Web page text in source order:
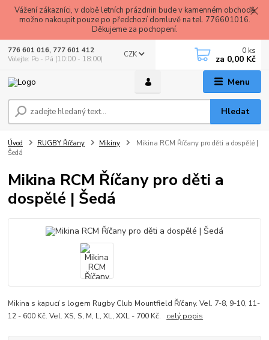
Vážení zákazníci, v době letních prázdnin bude v kamenném obchodě
možno nakoupit pouze po předchozí domluvě na tel. 776601016.
Děkujeme za pochopení.
Menu
CZK
Hledat
776 601 016, 777 601 412
Volejte: Po - Pá (10:00 - 18:00)
0 ks
za 0,00 Kč
Úvod RUGBY Říčany Mikiny
Mikina RCM Říčany pro děti a dospělé |
Šedá
Mikina RCM Říčany pro děti a
dospělé | Šedá
Mikina s kapucí s logem Rugby Club Mountfield Říčany. Vel. 7-8, 9-10, 11-
12 - 600 Kč. Vel. XS, S, M, L, XL, XXL - 700 Kč. celý popis